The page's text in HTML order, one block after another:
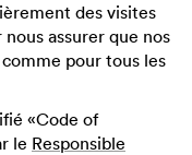
des visites
assurer que nos
pour tous les
«Code of
le Responsible